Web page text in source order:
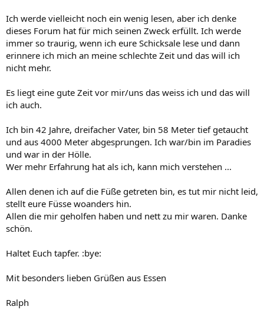
Ich werde vielleicht noch ein wenig lesen, aber ich denke
dieses Forum hat für mich seinen Zweck erfüllt. Ich werde
immer so traurig, wenn ich eure Schicksale lese und dann
erinnere ich mich an meine schlechte Zeit und das will ich
nicht mehr.
Es liegt eine gute Zeit vor mir/uns das weiss ich und das will
ich auch.
Ich bin 42 Jahre, dreifacher Vater, bin 58 Meter tief getaucht
und aus 4000 Meter abgesprungen. Ich war/bin im Paradies
und war in der Hölle.
Wer mehr Erfahrung hat als ich, kann mich verstehen ...
Allen denen ich auf die Füße getreten bin, es tut mir nicht leid,
stellt eure Füsse woanders hin.
Allen die mir geholfen haben und nett zu mir waren. Danke
schön.
Haltet Euch tapfer. :bye:
Mit besonders lieben Grüßen aus Essen
Ralph